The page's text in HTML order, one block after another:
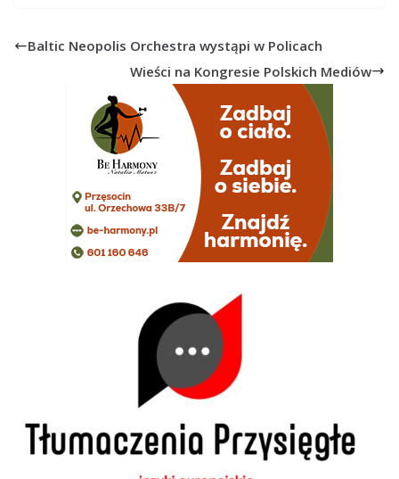
Baltic Neopolis Orchestra wystąpi w Policach
Wieści na Kongresie Polskich Mediów